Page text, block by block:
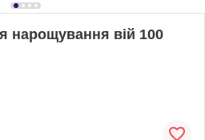
нарощування вій 100